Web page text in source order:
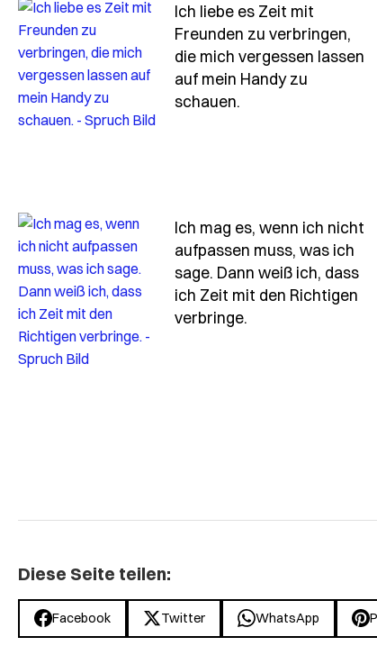
Ich liebe es Zeit mit
Freunden zu verbringen,
die mich vergessen lassen
auf mein Handy zu
schauen.
Ich mag es, wenn ich nicht
aufpassen muss, was ich
sage. Dann weiß ich, dass
ich Zeit mit den Richtigen
verbringe. - Spruch ich-
Diese Seite teilen:
Facebook Twitter WhatsApp